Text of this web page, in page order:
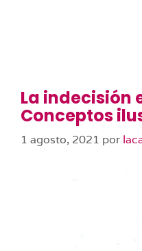
La indecisión
Conceptos
1 agosto, 2021 por